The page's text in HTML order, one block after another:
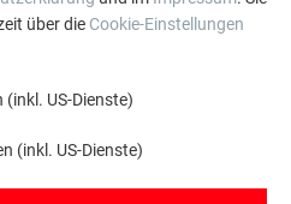
über die Cookie-Einstellungen
US-Dienste)
(inkl. US-Dienste)